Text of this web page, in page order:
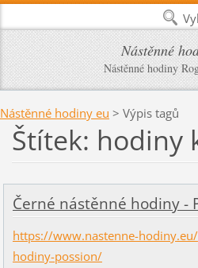
Nástěnné
Nástěnné hodiny
Nástěnné hodiny eu > Výpis tagů
Štítek: hodiny
Černé nástěnné hodiny -
https://www.nastenne-
hodiny-possion/